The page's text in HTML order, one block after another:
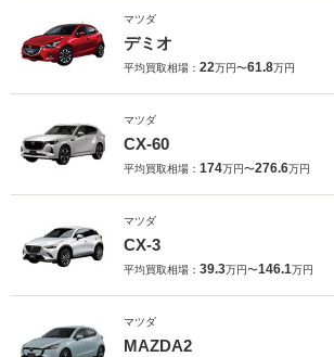
マツダ
デミオ
平均買取相場： 22万円〜61.8万円
マツダ
CX-60
平均買取相場： 174万円〜276.6万円
マツダ
CX-3
平均買取相場： 39.3万円〜146.1万円
マツダ
MAZDA2